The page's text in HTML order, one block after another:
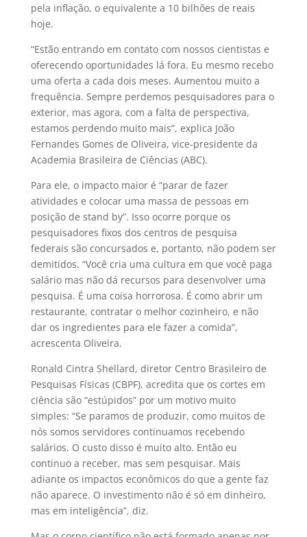
pela inflação, o equivalente a 10 bilhões de reais
hoje.
“Estão entrando em contato com nossos cientistas e
oferecendo oportunidades lá fora. Eu mesmo recebo
uma oferta a cada dois meses. Aumentou muito a
frequência. Sempre perdemos pesquisadores para o
exterior, mas agora, com a falta de perspectiva,
estamos perdendo muito mais”, explica João
Fernandes Gomes de Oliveira, vice-presidente da
Academia Brasileira de Ciências (ABC).
Para ele, o impacto maior é “parar de fazer
atividades e colocar uma massa de pessoas em
posição de stand by”. Isso ocorre porque os
pesquisadores fixos dos centros de pesquisa
federais são concursados e, portanto, não podem ser
demitidos. “Você cria uma cultura em que você paga
salário mas não dá recursos para desenvolver uma
pesquisa. É uma coisa horrorosa. É como abrir um
restaurante, contratar o melhor cozinheiro, e não
dar os ingredientes para ele fazer a comida”,
acrescenta Oliveira.
Ronald Cintra Shellard, diretor Centro Brasileiro de
Pesquisas Físicas (CBPF), acredita que os cortes em
ciência são “estúpidos” por um motivo muito
simples: “Se paramos de produzir, como muitos de
nós somos servidores continuamos recebendo
salários. O custo disso é muito alto. Então eu
continuo a receber, mas sem pesquisar. Mais
adiante os impactos econômicos do que a gente faz
não aparece. O investimento não é só em dinheiro,
mas em inteligência”, diz.